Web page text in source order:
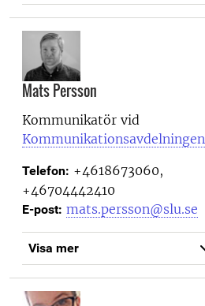
Mats Persson
Kommunikatör vid
Kommunikationsavdelningen
Telefon: +4618673060,
+46704442410
E-post: mats.persson@slu.se
Visa mer